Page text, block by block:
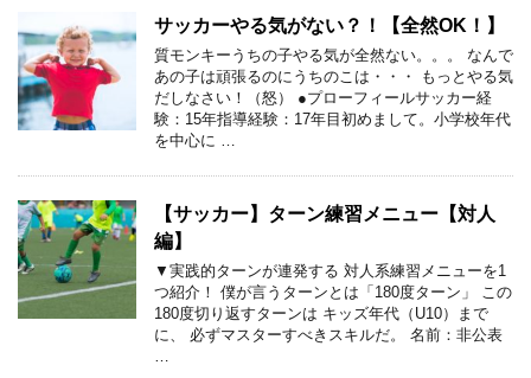
サッカーやる気がない？！【全然OK！】
質モンキーうちの子やる気が全然ない。。。 なんで
あの子は頑張るのにうちのこは・・・ もっとやる気
だしなさい！（怒） ●プローフィールサッカー経
験：15年指導経験：17年目初めまして。小学校年代
を中心に …
【サッカー】ターン練習メニュー【対人
編】
▼実践的ターンが連発する 対人系練習メニューを1
つ紹介！ 僕が言うターンとは「180度ターン」 この
180度切り返すターンは キッズ年代（U10）まで
に、 必ずマスターすべきスキルだ。 名前：非公表
…